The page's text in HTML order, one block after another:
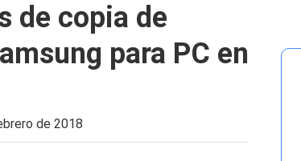
de copia de
para PC en
de 2018